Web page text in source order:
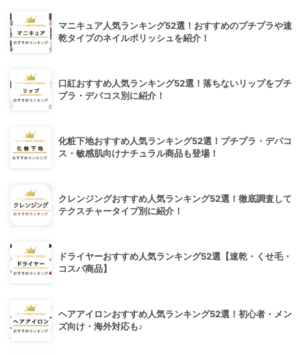
マニキュア人気ランキング52選！おすすめのプチプラや速
乾タイプのネイルポリッシュを紹介！
口紅おすすめ人気ランキング52選！落ちないリップをプチ
プラ・デパコス別に紹介！
化粧下地おすすめ人気ランキング52選！プチプラ・デパコ
ス・敏感肌向けナチュラル商品も登場！
クレンジングおすすめ人気ランキング52選！徹底調査して
テクスチャータイプ別に紹介！
ドライヤーおすすめ人気ランキング52選【速乾・くせ毛・
コスパ商品】
ヘアアイロンおすすめ人気ランキング52選！初心者・メン
ズ向け・海外対応も♪